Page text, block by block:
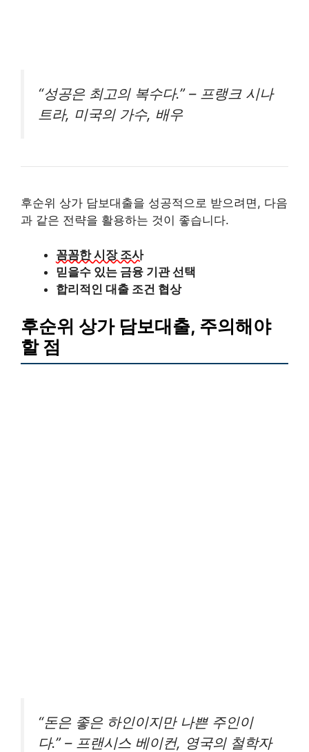
“성공은 최고의 복수다.” – 프랭크 시나
트라, 미국의 가수, 배우
후순위 상가 담보대출을 성공적으로 받으려면, 다음
과 같은 전략을 활용하는 것이 좋습니다.
꼼꼼한 시장 조사
믿을수 있는 금융 기관 선택
합리적인 대출 조건 협상
후순위 상가 담보대출, 주의해야
할 점
“돈은 좋은 하인이지만 나쁜 주인이
다.” – 프랜시스 베이컨, 영국의 철학자